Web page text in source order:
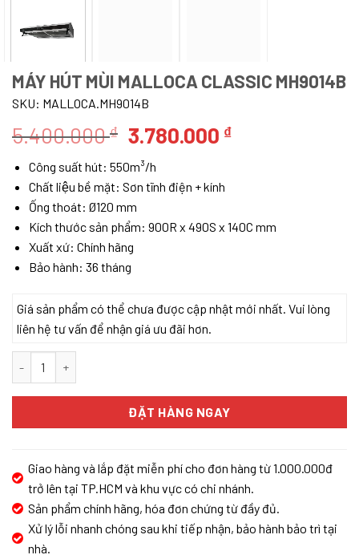
MÁY HÚT MÙI MALLOCA CLASSIC MH9014B
SKU: MALLOCA.MH9014B
5.400.000₫ Giá
gốc
là:
5.400.000 ₫.
3.780.000 ₫Giá
3.780.000 ₫.
Công suất hút: 550m³/h
Chất liệu bề mặt: Sơn tĩnh điện + kính
Ống thoát: Ø120 mm
Kích thước sản phẩm: 900R x 490S x 140C mm
Xuất xứ: Chính hãng
Bảo hành: 36 tháng
Giá sản phẩm có thể chưa được cập nhật mới nhất. Vui lòng
liên hệ tư vấn để nhận giá ưu đãi hơn.
ĐẶT HÀNG NGAY
Giao hàng và lắp đặt miễn phí cho đơn hàng từ 1.000.000đ
trở lên tại TP.HCM và khu vực có chi nhánh.
Sản phẩm chính hãng, hóa đơn chứng từ đầy đủ.
Xử lý lỗi nhanh chóng sau khi tiếp nhận, bảo hành bảo trì tại
nhà.